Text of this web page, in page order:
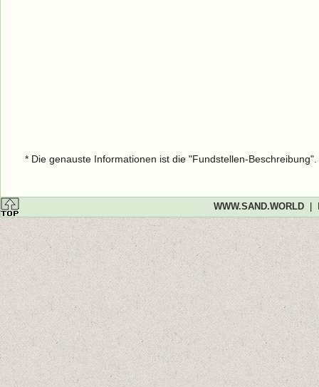
* Die genauste Informationen ist die "Fundstellen-
WWW.SAND.WORLD|